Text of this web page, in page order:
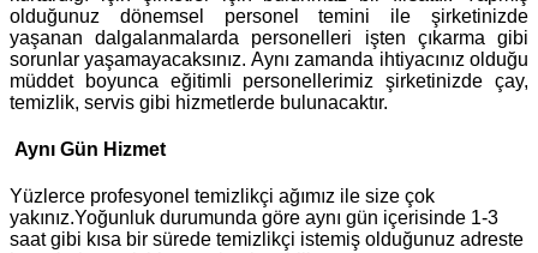
olduğunuz dönemsel personel temini ile şirketinizde
yaşanan dalgalanmalarda personelleri işten çıkarma gibi
sorunlar yaşamayacaksınız. Aynı zamanda ihtiyacınız olduğu
müddet boyunca eğitimli personellerimiz şirketinizde çay,
temizlik, servis gibi hizmetlerde bulunacaktır.
Aynı Gün Hizmet
Yüzlerce profesyonel temizlikçi ağımız ile size çok
yakınız.Yoğunluk durumunda göre aynı gün içerisinde 1-3
saat gibi kısa bir sürede temizlikçi istemiş olduğunuz adreste